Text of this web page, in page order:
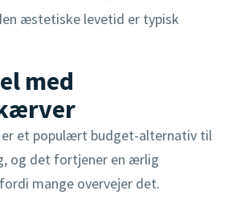
æstetiske levetid er typisk
med
et populært budget-alternativ til
og det fortjener en ærlig
mange overvejer det.